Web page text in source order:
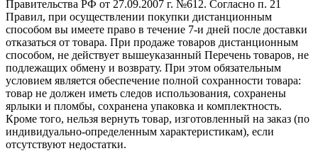
Правительства РФ от 27.09.2007 г. №612. Согласно п. 21
Правил, при осуществлении покупки дистанционным
способом вы имеете право в течение 7-и дней после доставки
отказаться от товара. При продаже товаров дистанционным
способом, не действует вышеуказанный Перечень товаров, не
подлежащих обмену и возврату. При этом обязательным
условием является обеспечение полной сохранности товара:
товар не должен иметь следов использования, сохранены
ярлыки и пломбы, сохранена упаковка и комплектность.
Кроме того, нельзя вернуть товар, изготовленный на заказ (по
индивидуально-определенным характеристикам), если
отсутствуют недостатки.